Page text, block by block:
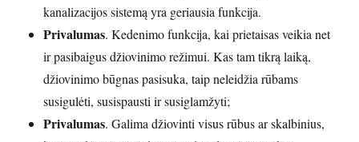
kanalizacijos sistemą yra geriausia funkcija.
Privalumas. Kedenimo funkcija, kai prietaisas veikia net
ir pasibaigus džiovinimo režimui. Kas tam tikrą laiką,
džiovinimo būgnas pasisuka, taip neleidžia rūbams
susigulėti, susispausti ir susiglamžyti;
Privalumas. Galima džiovinti visus rūbus ar skalbinius,